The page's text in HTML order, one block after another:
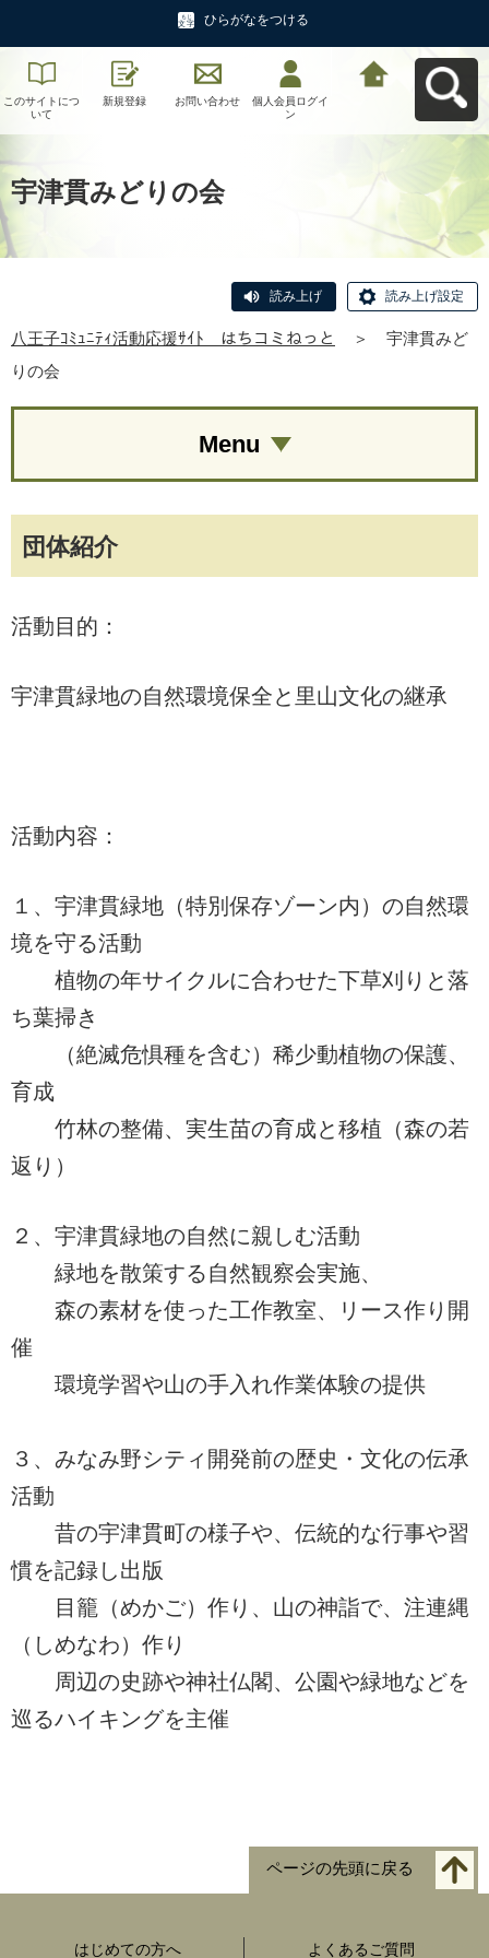
ひらがなをつける
このサイトにつ
いて
新規登録 お問い合わせ
個人会員ログイ
ン
宇津貫みどりの会
読み上げ 読み上げ設定
八王子ｺﾐｭﾆﾃｨ活動応援ｻｲﾄ はちコミねっと ＞
宇津貫みど
りの会
団体紹介
活動目的：
宇津貫緑地の自然環境保全と里山文化の継承
活動内容：
１、宇津貫緑地（特別保存ゾーン内）の自然環
境を守る活動
植物の年サイクルに合わせた下草刈りと落
ち葉掃き
（絶滅危惧種を含む）稀少動植物の保護、
育成
竹林の整備、実生苗の育成と移植（森の若
返り）
２、宇津貫緑地の自然に親しむ活動
緑地を散策する自然観察会実施、
森の素材を使った工作教室、リース作り開
催
環境学習や山の手入れ作業体験の提供
３、みなみ野シティ開発前の歴史・文化の伝承
活動
昔の宇津貫町の様子や、伝統的な行事や習
慣を記録し出版
目籠（めかご）作り、山の神詣で、注連縄
（しめなわ）作り
周辺の史跡や神社仏閣、公園や緑地などを
巡るハイキングを主催
Menu
ページの先頭に戻る
はじめての方へ よくあるご質問